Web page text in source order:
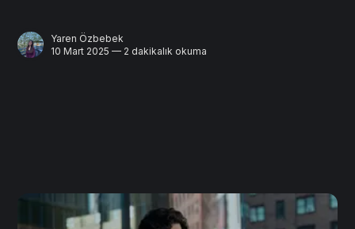
Yaren Özbebek
10 Mart 2025 — 2 dakikalık okuma